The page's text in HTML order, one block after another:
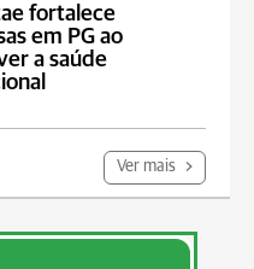
fortalece
em PG ao
a saúde
Ver mais